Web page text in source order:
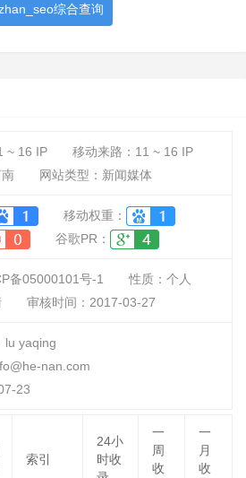
综合查询
~ 16 IP 移动来路： 11 ~ 16 IP
网站类型：新闻媒体
移动权重：
谷歌PR：
备05000101号-1 性质： 个人
审核时间： 2017-03-27
lu yaqing
nan.com
23
索引
24小
时收
一
周
收
一
月
收